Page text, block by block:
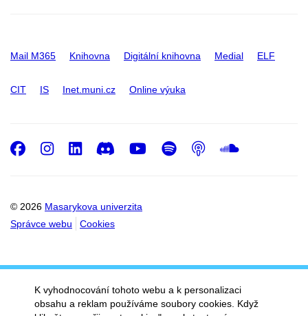
Mail M365 Knihovna Digitální knihovna Medial ELF
CIT IS Inet.muni.cz Online výuka
© 2026 Masarykova univerzita
Správce webu
Cookies
Facebook
Instagram
LinkedIn
DiscordYoutube
Spotify
Podcast
K vyhodnocování tohoto webu a k personalizaci
obsahu a reklam používáme soubory cookies. Když